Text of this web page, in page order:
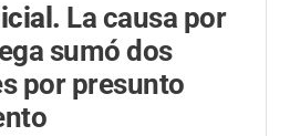
La causa por
sumó dos
por presunto